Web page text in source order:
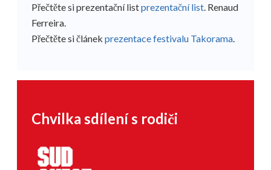
Přečtěte si prezentační listprezentační list . Renaud
Ferreira.
Přečtěte si článek prezentace festivalu Takorama
Chvilka sdílení s rodiči